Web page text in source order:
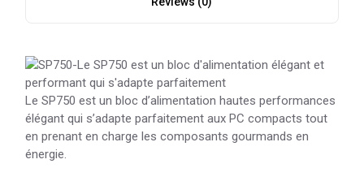
Le SP750 est un bloc d’alimentation hautes performances
élégant qui s’adapte parfaitement aux PC compacts tout
en prenant en charge les composants gourmands en
énergie.